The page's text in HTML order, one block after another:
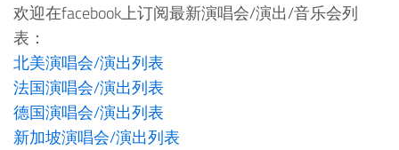
欢迎在facebook上订阅最新演唱会/演出/音乐会列
表：
北美演唱会/演出列表
法国演唱会/演出列表
德国演唱会/演出列表
新加坡演唱会/演出列表